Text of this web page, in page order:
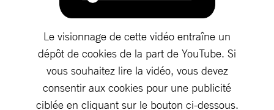
Le visionnage de cette vidéo entraîne un
dépôt de cookies de la part de YouTube. Si
vous souhaitez lire la vidéo, vous devez
consentir aux cookies pour une publicité
ciblée en cliquant sur le bouton ci-dessous.